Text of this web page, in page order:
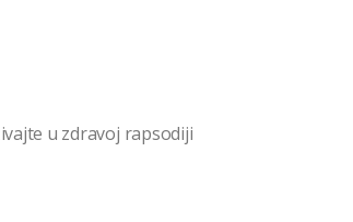
u zdravoj rapsodiji